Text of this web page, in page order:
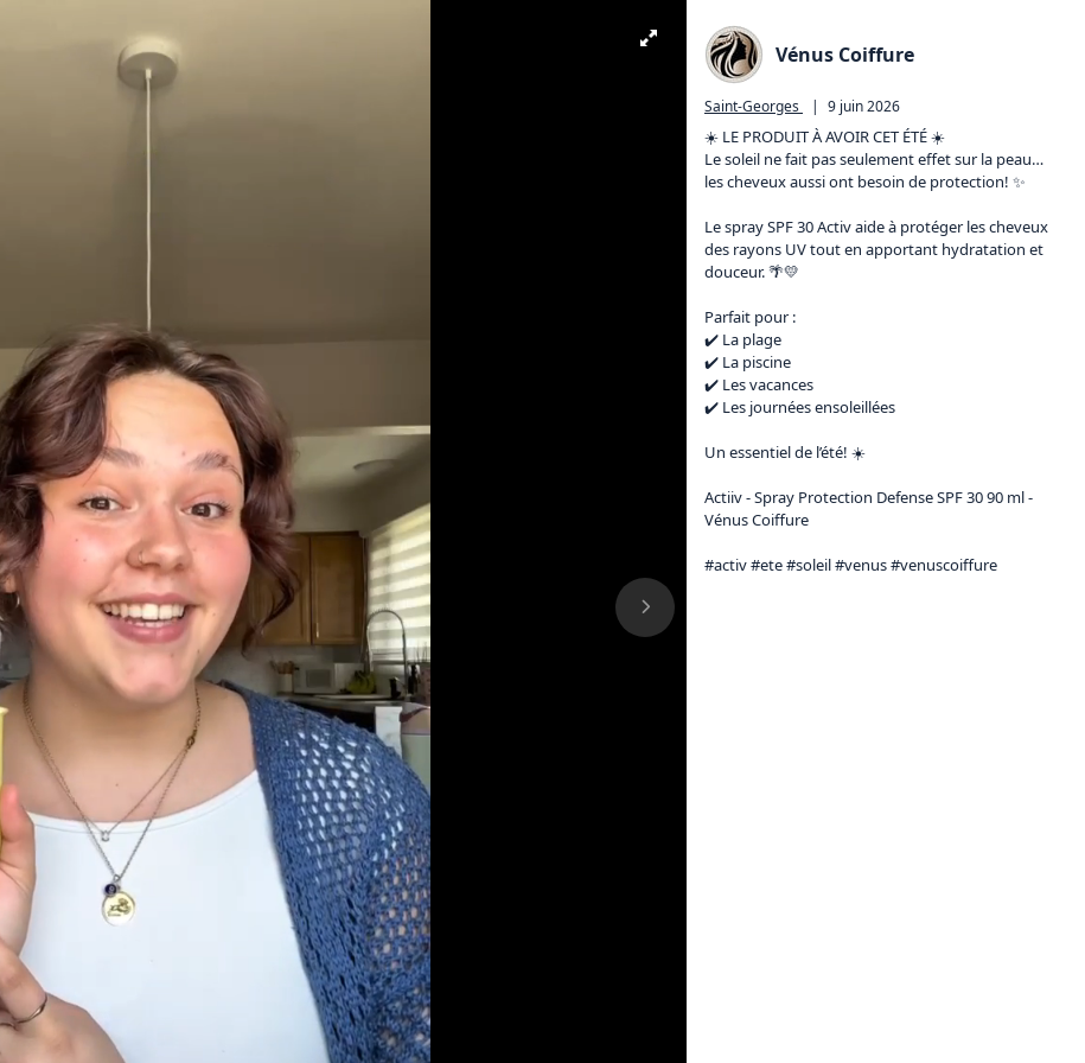
Vénus Coiffure
Saint-Georges | 9 juin 2026
☀️ LE PRODUIT À AVOIR CET ÉTÉ ☀️
Le soleil ne fait pas seulement effet sur la peau…
les cheveux aussi ont besoin de protection! ✨
Le spray SPF 30 Activ aide à protéger les cheveux
des rayons UV tout en apportant hydratation et
douceur. 🌴💛
Parfait pour :
✔️ La plage
✔️ La piscine
✔️ Les vacances
✔️ Les journées ensoleillées
Un essentiel de l’été! ☀️
Actiiv - Spray Protection Defense SPF 30 90 ml -
Vénus Coiffure
#activ #ete #soleil #venus #venuscoiffure